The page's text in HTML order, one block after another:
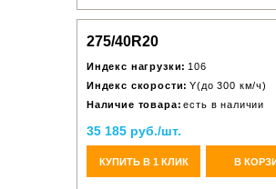
275/40R20
Индекс нагрузки: 106
Индекс скорости: Y(до 300 км/ч)
Наличие товара: есть в наличии
35 185 руб./шт.
КУПИТЬ В 1 КЛИК В